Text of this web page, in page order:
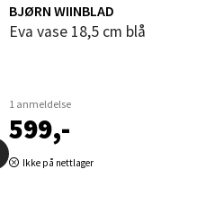
BJØRN WIINBLAD
Eva vase 18,5 cm blå
1 anmeldelse
599,-
Ikke på nettlager